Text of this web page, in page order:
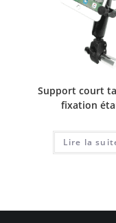
Support court
fixation
Lire la